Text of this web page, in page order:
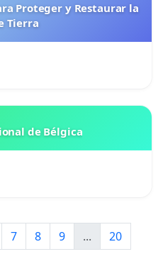
Proteger y Restaurar la
Tierra
de Bélgica
7 8 9 ...
20